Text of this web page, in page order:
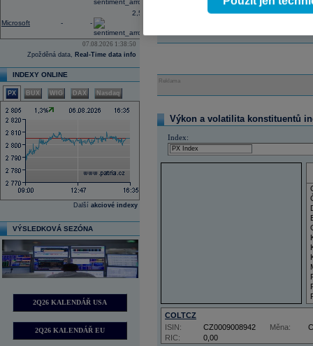
Microsoft - -
2,54
07.08.2026 1:38:50
Zpožděná data, Real-Time data info
INDEXY ONLINE
PX BUX WIG DAX Nasdaq
Další akciové indexy
VÝSLEDKOVÁ SEZÓNA
2Q26 KALENDÁŘ USA
2Q26 KALENDÁŘ EU
Reklama
Výkon a volatilita konstituentů
Index:
COLTCZ
RIC: 0,00
ISIN: CZ0009008942 Měna: